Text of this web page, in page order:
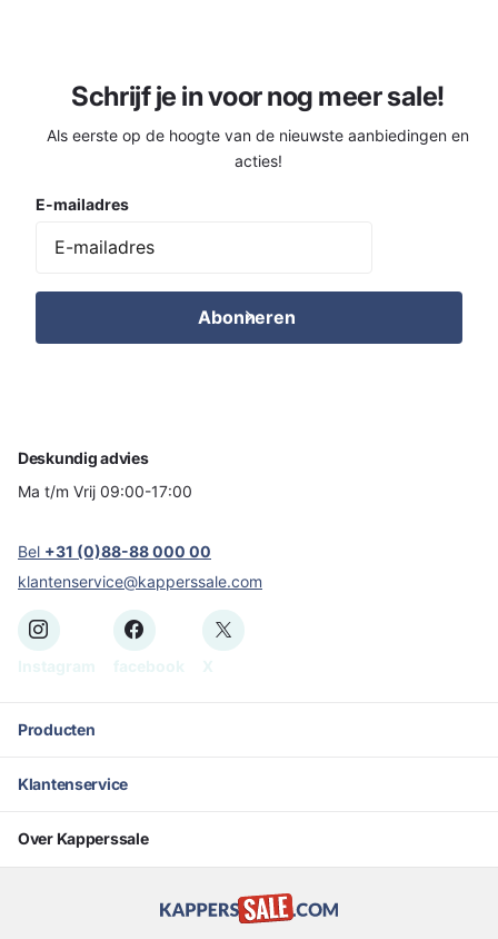
Schrijf je in voor nog meer sale!
Als eerste op de hoogte van de nieuwste aanbiedingen en
acties!
E-mailadres
Abonneren
Deskundig advies
Ma t/m Vrij 09:00-17:00
Bel +31 (0)88-88 000 00
klantenservice@kapperssale.com
Producten
Klantenservice
Over Kapperssale